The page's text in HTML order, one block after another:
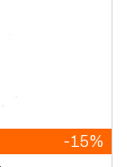
-15%